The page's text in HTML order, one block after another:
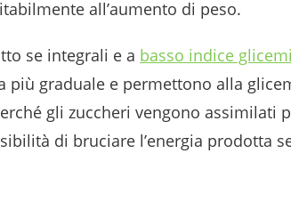
all’aumento di peso.
se integrali e a basso indice
più graduale e permettono alla
gli zuccheri vengono assimilati
di bruciare l’energia prodotta